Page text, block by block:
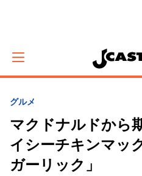
グルメ
マクドナルドから
イシーチキンマッ
ガーリック」